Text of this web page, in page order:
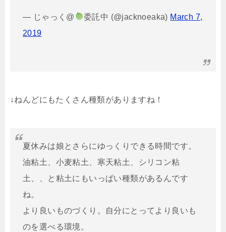
— じゃっく@ 委託中 (@jacknoeaka) March 7,
2019
↓ねんどにもたくさん種類がありますね！
夏休みは娘とさらにゆっくりできる時間です。
油粘土、小麦粘土、寒天粘土、シリコン粘
土、、と粘土にもいっぱい種類があるんです
ね。
より良いものづくり。自分にとってより良いも
のを選べる環境。